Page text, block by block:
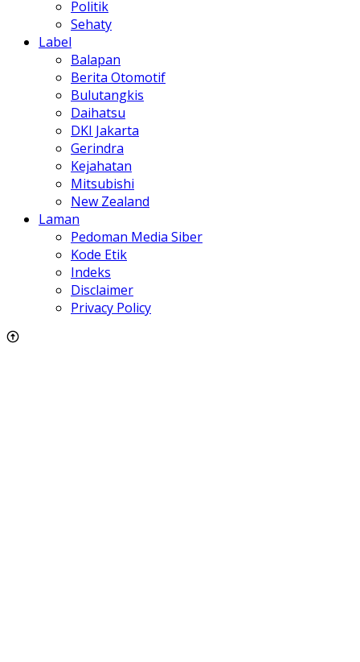
Politik
Sehaty
Label
Balapan
Berita Otomotif
Bulutangkis
Daihatsu
DKI Jakarta
Gerindra
Kejahatan
Mitsubishi
New Zealand
Laman
Pedoman Media Siber
Kode Etik
Indeks
Disclaimer
Privacy Policy